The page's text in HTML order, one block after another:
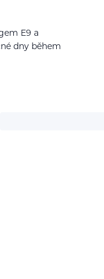
E9 a
dny během